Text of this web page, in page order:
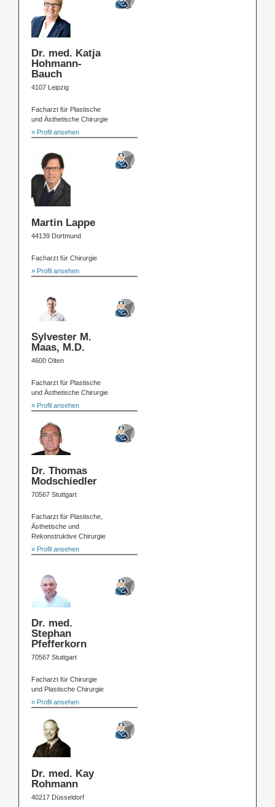
Dr. med. Katja
Hohmann-
Bauch
4107 Leipzig
Facharzt für Plastische
und Ästhetische Chirurgie
» Profil ansehen
Martin Lappe
44139 Dortmund
Facharzt für Chirurgie
» Profil ansehen
Sylvester M.
Maas, M.D.
4600 Olten
Facharzt für Plastische
und Ästhetische Chirurgie
» Profil ansehen
Dr. Thomas
Modschiedler
70567 Stuttgart
Facharzt für Plastische,
Ästhetische und
Rekonstruktive Chirurgie
» Profil ansehen
Dr. med.
Stephan
Pfefferkorn
70567 Stuttgart
Facharzt für Chirurgie
und Plastische Chirurgie
» Profil ansehen
Dr. med. Kay
Rohmann
40217 Düsseldorf